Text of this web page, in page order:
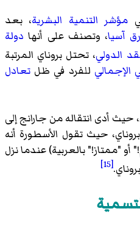
مؤشر التنمية البشرية، بعد
آسيا، وتصنف على أنها دولة
الدولي، تحتل بروناي المرتبة
الإجمالي للفرد في ظل تعادل
حيث أدى انتقاله من جارانج إلى
حيث تقول الأسطورة أنه
"ممتاز!" بالعربية) عندما نزل
[15]